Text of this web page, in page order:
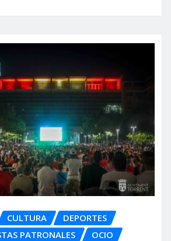
CULTURA
DEPORTES
PATRONALES OCIO